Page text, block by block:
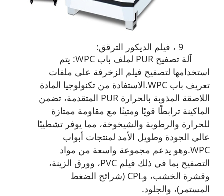
9 ، فيلم الديكور الترقق:
آلة تصفيح PUR لملف باب WPC: يتم
استخدامها لتصفيح فيلم الزخرفة على ملفات
تعريف باب WPC.
الاستفادة من تكنولوجيا المادة
اللاصقة المذوبة بالحرارة PUR المتقدمة،
تضمن
الماكينة ترابطًا قويًا ومتينًا مع مقاومة ممتازة
للحرارة والرطوبة والشيخوخة، مما يوفر تشطيبًا
عالي الجودة وطويل الأمد لمنتجات أبواب
WPC. وهو يدعم مجموعة واسعة من مواد
التصفيح بما في ذلك فيلم PVC، وورق الزينة،
وقشرة الخشب، وCPL (شرائح الضغط
المستمر)، والجلود.